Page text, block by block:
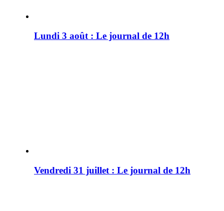
Lundi 3 août : Le journal de 12h
Vendredi 31 juillet : Le journal de 12h